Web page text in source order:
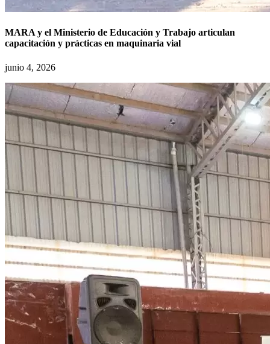
MARA y el Ministerio de Educación y Trabajo articulan
capacitación y prácticas en maquinaria vial
junio 4, 2026